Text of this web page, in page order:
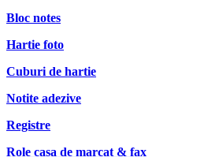
Bloc notes
Hartie foto
Cuburi de hartie
Notite adezive
Registre
Role casa de marcat & fax